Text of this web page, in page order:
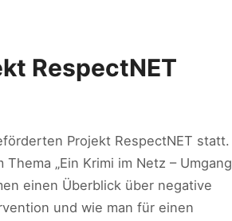
RespectNET
Projekt RespectNET statt.
„Ein Krimi im Netz – Umgang
einen Überblick über negative
und wie man für einen